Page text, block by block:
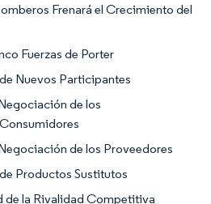
Frenará el Crecimiento del
Fuerzas de Porter
Nuevos Participantes
de los
de los Proveedores
Productos Sustitutos
de la Rivalidad Competitiva